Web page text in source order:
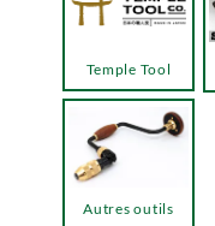
Temple Tool
Autres outils